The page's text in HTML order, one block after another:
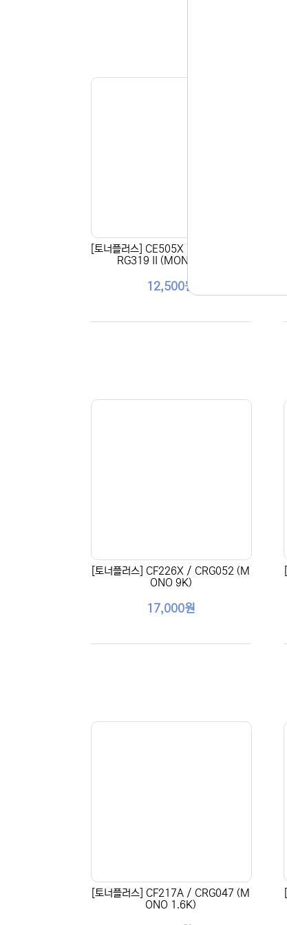
[토너플러스] CE505X / CF280X / C
RG319 II (MONO 6.5K)
12,500원
[토너플러스] CF226X / CRG052 (M
ONO 9K)
17,000원
[토너플러스] CF217A / CRG047 (M
ONO 1.6K)